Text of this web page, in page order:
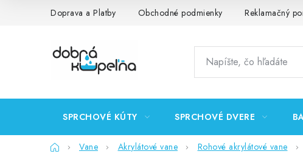
Doprava a Platby Obchodné podmienky Reklamačný
SPRCHOVÉ KÚTY SPRCHOVÉ DVERE
DomovVane Akrylátové vane Rohové akrylátové vane